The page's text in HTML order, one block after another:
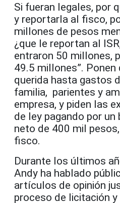
Si fueran legales, por
y reportarla al fisco,
millones de pesos
¿que le reportan al
entraron 50 millones,
49.5 millones”.
querida hasta gastos
familia, parientes y
empresa, y piden las
de ley pagando por
neto de 400 mil
fisco.
Durante los últimos
Andy ha hablado
artículos de opinión
proceso de licitación